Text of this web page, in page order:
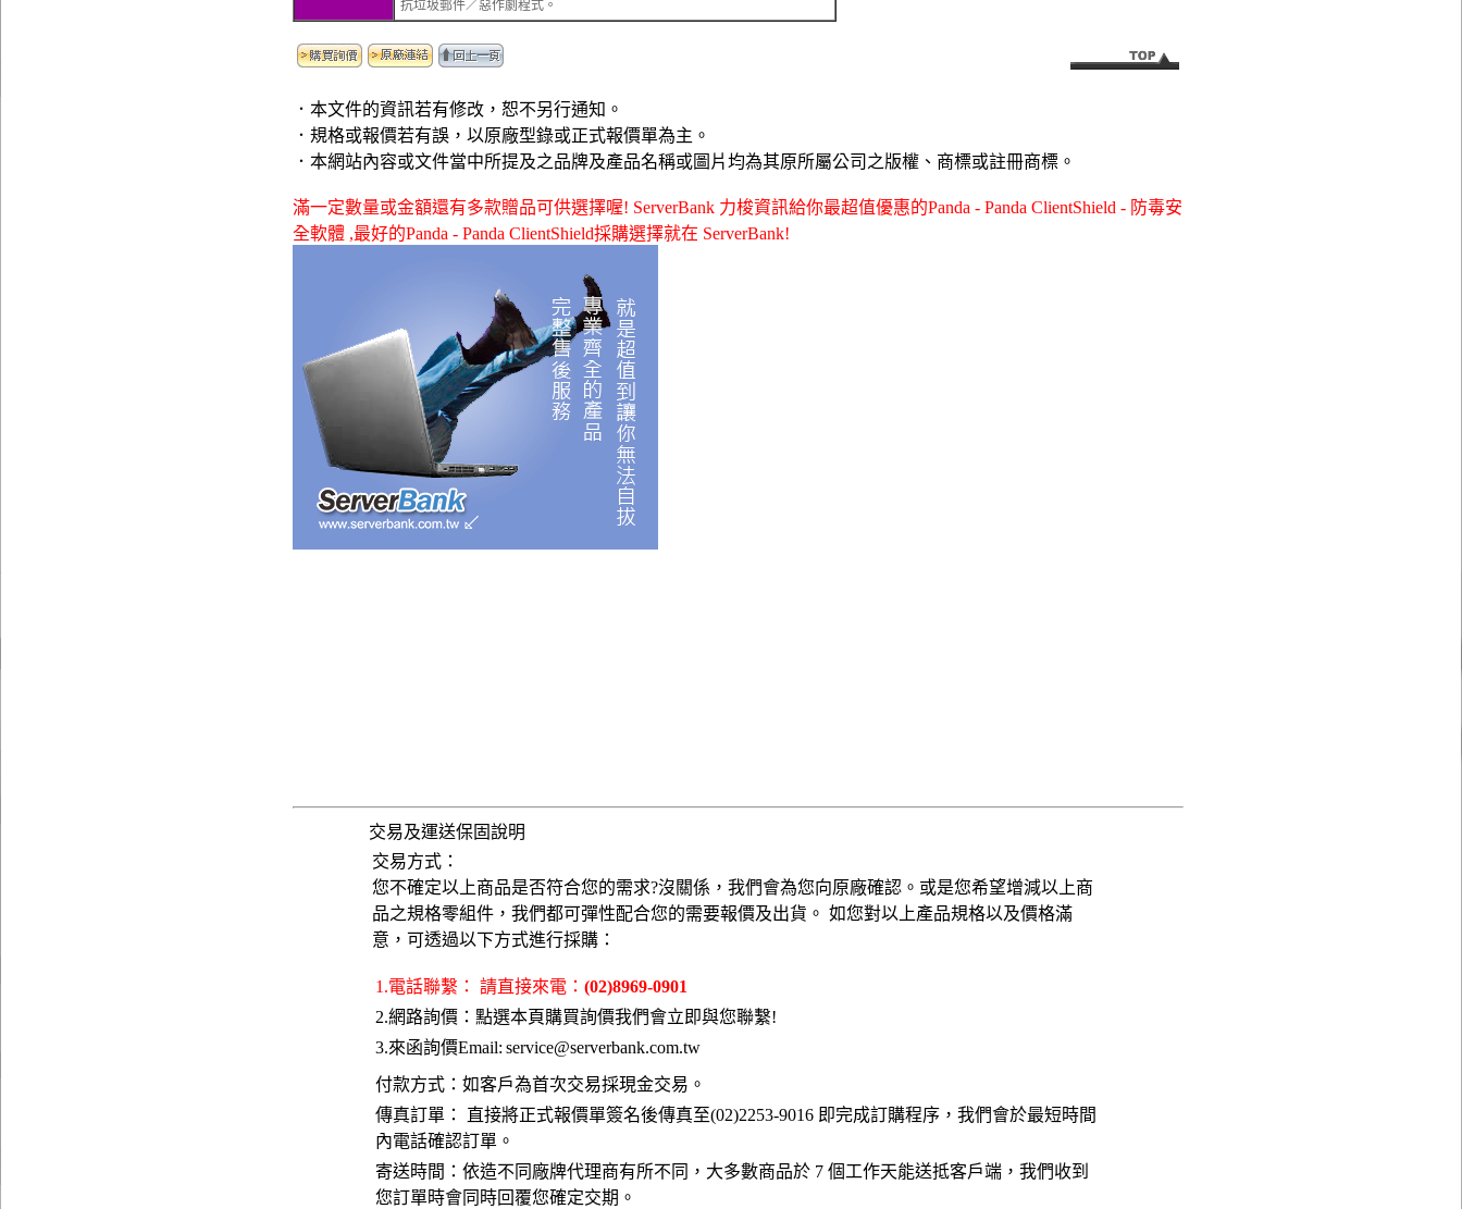
抗垃圾郵件／惡作劇程式。
．本文件的資訊若有修改，恕不另行通知。
．規格或報價若有誤，以原廠型錄或正式報價單為主。
．本網站內容或文件當中所提及之品牌及產品名稱或圖片均為其原所屬公司之版權、商標或註冊商標。
滿一定數量或金額還有多款贈品可供選擇喔! ServerBank 力梭資訊給你最超值優惠的Panda - Panda ClientShield - 防毒安
全軟體 ,最好的Panda - Panda ClientShield採購選擇就在 ServerBank!
交易及運送保固說明
交易方式：
您不確定以上商品是否符合您的需求?沒關係，我們會為您向原廠確認。或是您希望增減以上商
品之規格零組件，我們都可彈性配合您的需要報價及出貨。 如您對以上產品規格以及價格滿
意，可透過以下方式進行採購：
1.電話聯繫： 請直接來電： (02)8969-0901
2.網路詢價：點選本頁購買詢價我們會立即與您聯繫!
3.來函詢價Email: service@serverbank.com.tw
付款方式：如客戶為首次交易採現金交易。
傳真訂單： 直接將正式報價單簽名後傳真至(02)2253-9016 即完成訂購程序，我們會於最短時間
內電話確認訂單。
寄送時間：依造不同廠牌代理商有所不同，大多數商品於 7 個工作天能送抵客戶端，我們收到
您訂單時會同時回覆您確定交期。